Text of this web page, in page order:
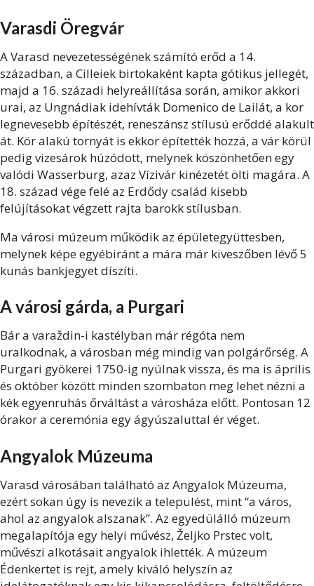
Varasdi Öregvár
A Varasd nevezetességének számító erőd a 14.
században, a Cilleiek birtokaként kapta gótikus jellegét,
majd a 16. századi helyreállítása során, amikor akkori
urai, az Ungnádiak idehívták Domenico de Lailát, a kor
legnevesebb építészét, reneszánsz stílusú erőddé alakult
át. Kör alakú tornyát is ekkor építették hozzá, a vár körül
pedig vizesárok húzódott, melynek köszönhetően egy
valódi Wasserburg, azaz Vízivár kinézetét ölti magára. A
18. század vége felé az Erdődy család kisebb
felújításokat végzett rajta barokk stílusban.
Ma városi múzeum működik az épületegyüttesben,
melynek képe egyébiránt a mára már kiveszőben lévő 5
kunás bankjegyet díszíti.
A városi gárda, a Purgari
Bár a varaždin-i kastélyban már régóta nem
uralkodnak, a városban még mindig van polgárőrség. A
Purgari gyökerei 1750-ig nyúlnak vissza, és ma is április
és október között minden szombaton meg lehet nézni a
kék egyenruhás őrváltást a városháza előtt. Pontosan 12
órakor a ceremónia egy ágyúszaluttal ér véget.
Angyalok Múzeuma
Varasd városában található az Angyalok Múzeuma,
ezért sokan úgy is nevezik a települést, mint “a város,
ahol az angyalok alszanak”. Az egyedülálló múzeum
megalapítója egy helyi művész, Željko Prstec volt,
művészi alkotásait angyalok ihlették. A múzeum
Édenkertet is rejt, amely kiváló helyszín az